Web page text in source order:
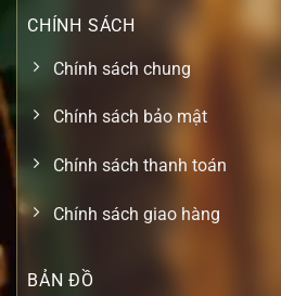
CHÍNH SÁCH
Chính sách chung
Chính sách bảo mật
Chính sách thanh toán
Chính sách giao hàng
BẢN ĐỒ